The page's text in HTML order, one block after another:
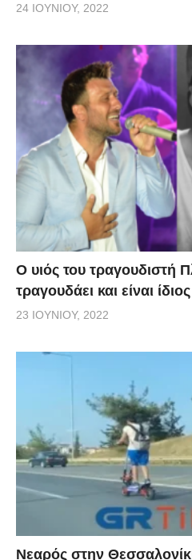
24 ΙΟΥΝΊΟΥ, 2022
O υιός του τραγουδιστή
τραγουδάει και είναι
23 ΙΟΥΝΊΟΥ, 2022
Νεαρός στην